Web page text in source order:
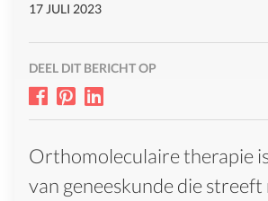
17 JULI 2023
DEEL DIT BERICHT OP
Orthomoleculaire therapie
van geneeskunde die streeft